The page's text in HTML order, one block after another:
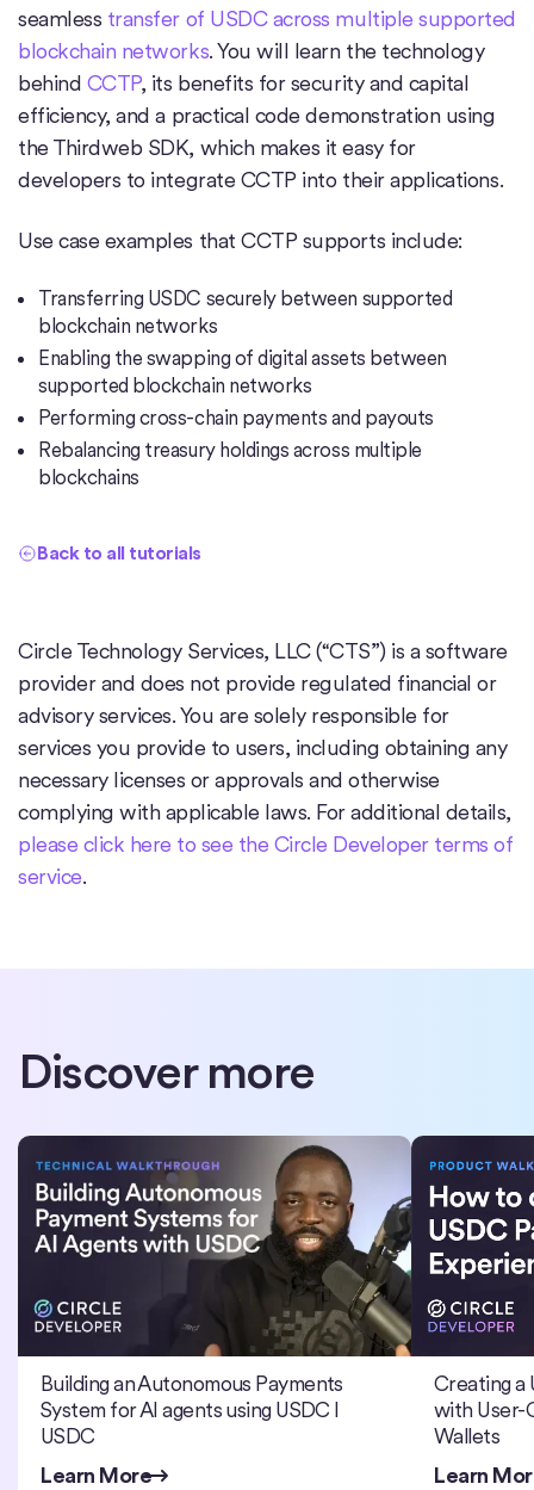
seamless transfer of USDC across multiple supported
blockchain networks. You will learn the technology
behind CCTP, its benefits for security and capital
efficiency, and a practical code demonstration using
the Thirdweb SDK, which makes it easy for
developers to integrate CCTP into their applications.
Use case examples that CCTP supports include:
Transferring USDC securely between supported
blockchain networks
Enabling the swapping of digital assets between
supported blockchain networks
Performing cross-chain payments and payouts
Rebalancing treasury holdings across multiple
blockchains
Back to all tutorials
Circle Technology Services, LLC (“CTS”) is a software
provider and does not provide regulated financial or
advisory services. You are solely responsible for
services you provide to users, including obtaining any
necessary licenses or approvals and otherwise
complying with applicable laws. For additional details,
please click here to see the Circle Developer terms of
service.
Discover more
Building an Autonomous Payments
System for AI agents using USDC I
USDC
Learn More
Building an Autonomous Payments System for AI agents using
Creating a
with User-
Wallets
Learn
Creating a